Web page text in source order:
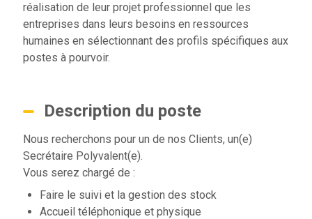
réalisation de leur projet professionnel que les
entreprises dans leurs besoins en ressources
humaines en sélectionnant des profils spécifiques aux
postes à pourvoir.
Description du poste
Nous recherchons pour un de nos Clients, un(e)
Secrétaire Polyvalent(e).
Vous serez chargé de :
Faire le suivi et la gestion des stock
Accueil téléphonique et physique